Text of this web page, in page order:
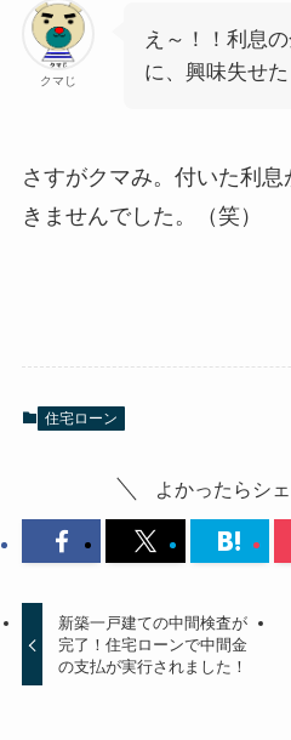
クマじ
え～！！利息
に、興味失せた
さすがクマみ。付いた利
きませんでした。（笑）
住宅ローン
よかったらシ
新築一戸建ての中間検査が
完了！住宅ローンで中間金
の支払が実行されました！